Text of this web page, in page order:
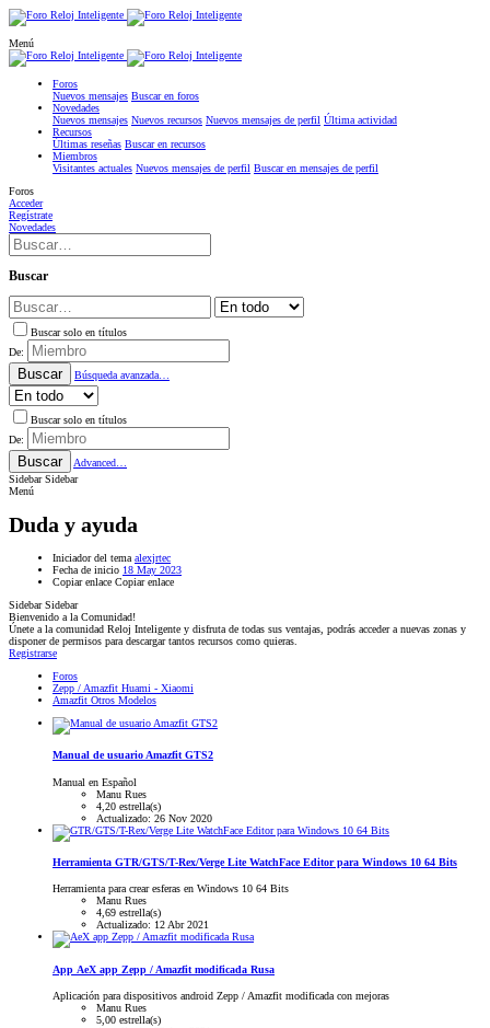
Menú
Foros
Nuevos mensajes Buscar en foros
Novedades
Nuevos mensajes Nuevos recursos Nuevos mensajes de perfil Última actividad
Recursos
Últimas reseñas Buscar en recursos
Miembros
Visitantes actuales Nuevos mensajes de perfil Buscar en mensajes de perfil
Foros
Acceder
Regístrate
Novedades
Buscar
Buscar solo en títulos
De:
Buscar Búsqueda avanzada…
Buscar solo en títulos
De:
Buscar
Advanced…
Sidebar Sidebar
Menú
Duda y ayuda
Iniciador del tema alexjrtec
Fecha de inicio 18 May 2023
Copiar enlace Copiar enlace
Sidebar Sidebar
Bienvenido a la Comunidad!
Únete a la comunidad Reloj Inteligente y disfruta de todas sus ventajas, podrás acceder a nuevas zonas y
disponer de permisos para descargar tantos recursos como quieras.
Registrarse
Foros
Zepp / Amazfit Huami - Xiaomi
Amazfit Otros Modelos
Manual de usuario Amazfit GTS2
Manual en Español
Manu Rues
4,20 estrella(s)
Actualizado: 26 Nov 2020
Herramienta GTR/GTS/T-Rex/Verge Lite WatchFace Editor para Windows 10 64 Bits
Herramienta para crear esferas en Windows 10 64 Bits
Manu Rues
4,69 estrella(s)
Actualizado: 12 Abr 2021
App AeX app Zepp / Amazfit modificada Rusa
Aplicación para dispositivos android Zepp / Amazfit modificada con mejoras
Manu Rues
5,00 estrella(s)